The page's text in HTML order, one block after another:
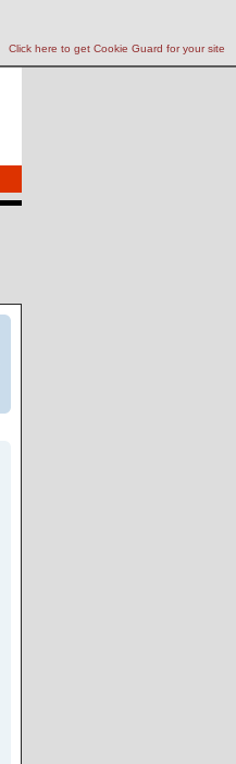
Click here to get Cookie Guard for your site